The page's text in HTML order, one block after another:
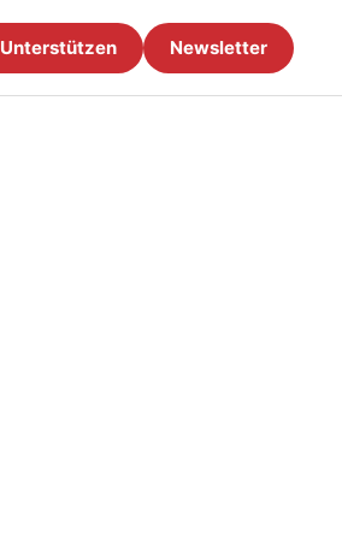
Unterstützen Newsletter